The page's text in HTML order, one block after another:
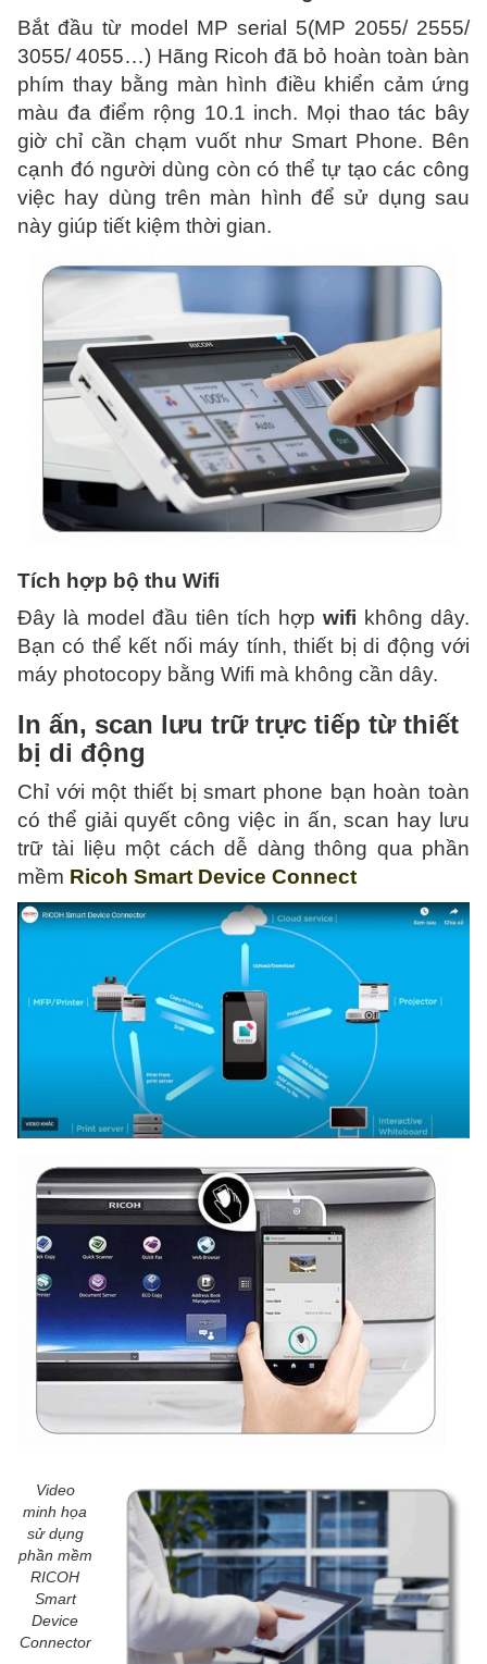
Bắt đầu từ model MP serial 5(MP 2055/ 2555/
3055/ 4055…) Hãng Ricoh đã bỏ hoàn toàn bàn
phím thay bằng màn hình điều khiển cảm ứng
màu đa điểm rộng 10.1 inch. Mọi thao tác bây
giờ chỉ cần chạm vuốt như Smart Phone. Bên
cạnh đó người dùng còn có thể tự tạo các công
việc hay dùng trên màn hình để sử dụng sau
này giúp tiết kiệm thời gian.
Tích hợp bộ thu Wifi
Đây là model đầu tiên tích hợp wifi không dây.
Bạn có thể kết nối máy tính, thiết bị di động với
máy photocopy bằng Wifi mà không cần dây.
In ấn, scan lưu trữ trực tiếp từ thiết
bị di động
Chỉ với một thiết bị smart phone bạn hoàn toàn
có thể giải quyết công việc in ấn, scan hay lưu
trữ tài liệu một cách dễ dàng thông qua phần
mềm Ricoh Smart Device Connect
Video
minh họa
sử dụng
phần mềm
RICOH
Smart
Device
Connector